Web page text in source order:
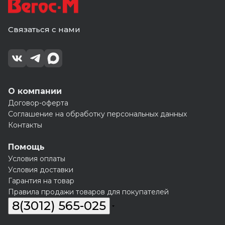
Связаться с нами
О компании
Договор-оферта
Соглашение на обработку персональных данных
Контакты
Помощь
Условия оплаты
Условия доставки
Гарантия на товар
Правила продажи товаров для покупателей
8(3012) 565-025